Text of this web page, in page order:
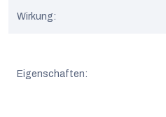
Wirkung:
Eigenschaften: